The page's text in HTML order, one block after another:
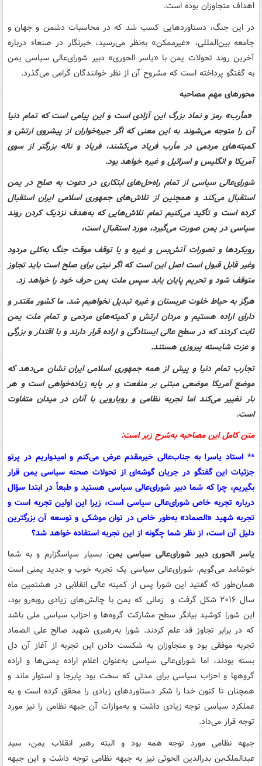
اهداف متجاوزان بوده است.
در این جنگ، دستاوردهایی کسب شد که در محاسبات دشمن و جهان و
جامعه بین‌المللی، «غیرممکن» به‌نظر می‌رسید، خبرنگار در صنعاء درباره
آخرین روند تحولات یمن با «یاسر الحوری» دبیر شورای‌عالی سیاسی یمن
به گفتگو پرداخته است که مشروح آن از نظر خوانندگان گرامی می‌گذرد.
محورهای مهم مصاحبه
«مأرب» رمز و نماد بزرگ این آزادی است و این پیامی است که تمام دنیا
آن را متوجه می‌شوند به این معنی که اگر جیره‌خواران از پیشروی ارتش و
کمیته‌های مردمی در مأرب فریاد می‌کشند، فریاد و ناله بزرگتر از سوی
آمریکا و انگلیس و اسرائیل و غیره خواهد بود.
شورای‌عالی سیاسی از تمام راه‌حل‌های ابتکاری در دعوت به صلح در یمن
استقبال می‌کند و همچنین از تلاش‌های جمهوری اسلامی ایران استقبال
کرده است و تأکید می‌کنیم تمام تلاش‌هایی که به‌هدف نزدیک کردن روند
سیاسی در یمن صورت می‌گیرد، مورد استقبال است،
رویکردها و تصورات آتش‌بس و غیره و یا توقف موقت جنگ به‌کلی مردود
وغیر قابل قبول است اصل این است که اگر نیتی برای صلح است باید تجاوز
متوقف شود و تحریم پایان یابد سپس ملت یمن حرف خود را خواهد زد.
هرگز به حیاط خلوت عربستان و غیره تبدیل نخواهیم شد. ما کشور مقتدر و
دارای اراده هستیم و مردان ارتش و کمیته‌های مردمی و تمام ملت یمن
ثابت کردند که در سطح عالی ایستادگی و اراده قرار دارند و با اقتدار و بزرگی
و عزت شایسته پیروزی هستند.
تجارب تمام دنیا و پیش از همه جمهوری اسلامی ایران نشان می‌دهد که
موضع آمریکا موضعی مبتنی بر منفعت و بر پایه زیاده‌خواهی است و هر
بار تغییر می‌کند اما تجربه نظامی و رویارویی با آنان در میدان متفاوت
است.
متن کامل این مصاحبه به‌شرح زیر است:
** استاد یاسر! به جناب‌عالی خیرمقدم عرض می‌کنم و امیدواریم در پرتو
جزئیات این گفتگو در جریان گوشه‌ای از تحولات صحنه سیاسی یمن قرار
بگیریم، چرا که شما دبیر شورای‌عالی سیاسی هستید و طبعاً در ابتدا سؤال
درباره تجربه خاص شورای‌عالی سیاسی است، زیرا این اولین تجربه است و
تجربه شهید «الصماد» به‌طور خاص در توان موشکی و توسعه آن بزرگترین
دلیل آن است، از نظر شما چگونه از این تجربه استفاده خواهد شد؟
یاسر الحوری دبیر شورای‌عالی سیاسی یمن: بسیار سپاسگزارم و به شما
خوشامد می‌گویم. شورای‌عالی سیاسی یک تجربه خوب و جدید یمنی است
همان‌طور که گفتید این شورا پس از کمیته عالی انقلابی در هشتمین ماه
سال ۲۰۱۶ شکل گرفت و زمانی که یمن با چالش‌های زیادی روبه‌رو بود،
این شورا کوشید بیانگر سطح مشارکت گروه‌ها و احزاب سیاسی ملی باشد
که در برابر تجاوز قد علم کردند. شورا به‌رهبری شهید صالح علی الصماد
تجربه موفقی بود و متجاوزان به شکست دادن این تجربه از آغاز آن دل
بسته بودند، اما شورای‌عالی سیاسی به‌عنوان اعلام اراده یمنی‌ها و اراده
گروهها و احزاب سیاسی برای مدتی که سخت بود پابرجا و استوار ماند و
همچنان تا کنون خدا را شکر دستاوردهای زیادی را محقق کرده است و به
عملکرد سیاسی توجه زیادی داشت و به‌موازات آن جبهه نظامی را نیز مورد
توجه قرار می‌داد.
جبهه نظامی مورد توجه همه بود و البته رهبر انقلاب یمن، سید
عبدالملک‌بن بدرالدین الحوثی نیز به جبهه نظامی توجه داشت و این جبهه